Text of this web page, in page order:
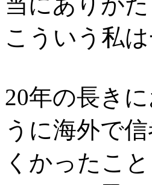
こういう私
20年の長き
うに海外で
くかったこ